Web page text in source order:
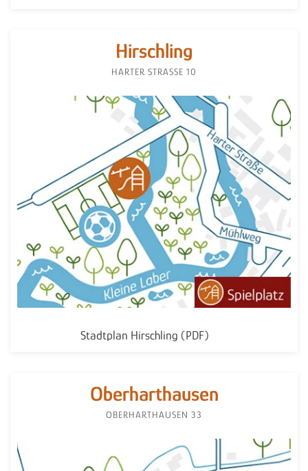
Hirschling
HARTER STRASSE 10
Stadtplan Hirschling (PDF)
Oberhart­hausen
OBERHARTHAUSEN 33